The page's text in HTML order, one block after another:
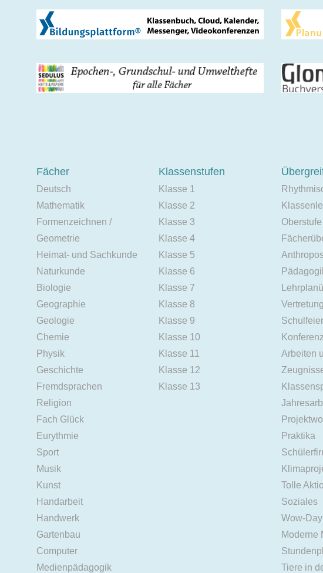
Fächer
Deutsch
Mathematik
Formenzeichnen /
Geometrie
Heimat- und Sachkunde
Naturkunde
Biologie
Geographie
Geologie
Chemie
Physik
Geschichte
Fremdsprachen
Religion
Fach Glück
Eurythmie
Sport
Musik
Kunst
Handarbeit
Handwerk
Gartenbau
Computer
Medienpädagogik
Klassenstufen
Klasse 1
Klasse 2
Klasse 3
Klasse 4
Klasse 5
Klasse 6
Klasse 7
Klasse 8
Klasse 9
Klasse 10
Klasse 11
Klasse 12
Klasse 13
Oberstufe
Arbeiten
Praktika
Tolle
Soziales
Wow-Day
Moderne
Tiere in